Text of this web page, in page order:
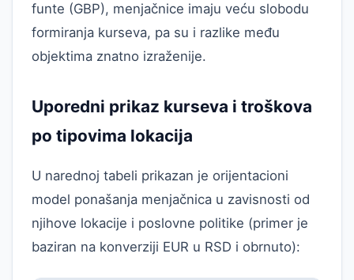
funte (GBP), menjačnice imaju veću slobodu
formiranja kurseva, pa su i razlike među
objektima znatno izraženije.
Uporedni prikaz kurseva i troškova
po tipovima lokacija
U narednoj tabeli prikazan je orijentacioni
model ponašanja menjačnica u zavisnosti od
njihove lokacije i poslovne politike (primer je
baziran na konverziji EUR u RSD i obrnuto):